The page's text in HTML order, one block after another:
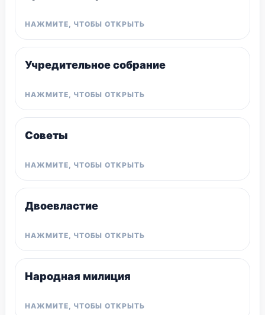
Учредительное собрание
Советы
Двоевластие
Народная милиция